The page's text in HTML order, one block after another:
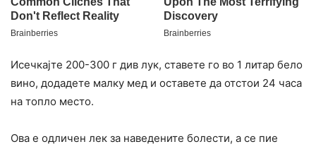
Исечкајте 200-300 г див лук, ставете го во 1 литар бело
вино, додадете малку мед и оставете да отстои 24 часа
на топло место.
Ова е одличен лек за наведените болести, а се пие